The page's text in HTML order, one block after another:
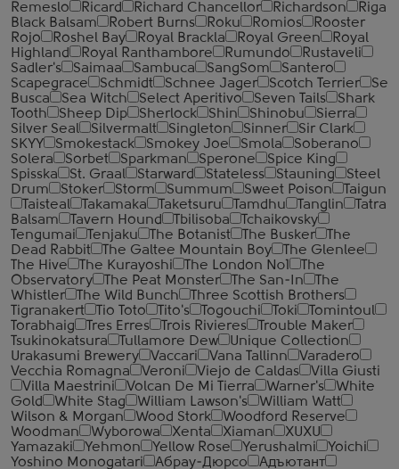
Remeslo
Ricard Richard Chancellor Richardson
Riga
Black Balsam
Robert Burns Roku Romios
Rooster
Rojo
Roshel Bay Royal Brackla Royal Green
Royal
Highland
Royal Ranthambore Rumundo
Rustaveli
Sadler's
Saimaa Sambuca SangSom
Santero
Scapegrace
Schmidt Schnee Jager Scotch Terrier
Se
Busca
Sea Witch Select Aperitivo Seven Tails
Shark
Tooth
Sheep Dip Sherlock Shin Shinobu
Sierra
Silver Seal
Silvermalt Singleton Sinner
Sir Clark
SKYY
Smokestack Smokey Joe Smola
Soberano
Solera
Sorbet Sparkman Sperone
Spice King
Spisska
St. Graal Starward Stateless Stauning
Steel
Drum
Stoker Storm Summum Sweet Poison
Taigun
Taisteal
Takamaka Taketsuru Tamdhu Tanglin
Tatra
Balsam
Tavern Hound Tbilisoba
Tchaikovsky
Tengumai
Tenjaku The Botanist The Busker
The
Dead Rabbit
The Galtee Mountain Boy
The Glenlee
The Hive
The Kurayoshi The London №1
The
Observatory
The Peat Monster The San-In
The
Whistler
The Wild Bunch
Three Scottish Brothers
Tigranakert
Tio Toto Tito's Togouchi Toki
Tomintoul
Torabhaig
Tres Erres Trois Rivieres
Trouble Maker
Tsukinokatsura
Tullamore Dew
Unique Collection
Urakasumi Brewery
Vaccari Vana Tallinn
Varadero
Vecchia Romagna
Veroni Viejo de Caldas
Villa Giusti
Villa Maestrini
Volcan De Mi Tierra Warner's
White
Gold
White Stag William Lawson's
William Watt
Wilson & Morgan
Wood Stork
Woodford Reserve
Woodman
Wyborowa Xenta Xiaman
XUXU
Yamazaki
Yehmon Yellow Rose Yerushalmi
Yoichi
Yoshino Monogatari
Абрау-Дюрсо
Адъютант